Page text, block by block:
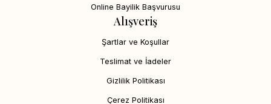
Online Bayilik Başvurusu
Alışveriş
Şartlar ve Koşullar
Teslimat ve İadeler
Gizlilik Politikası
Çerez Politikası